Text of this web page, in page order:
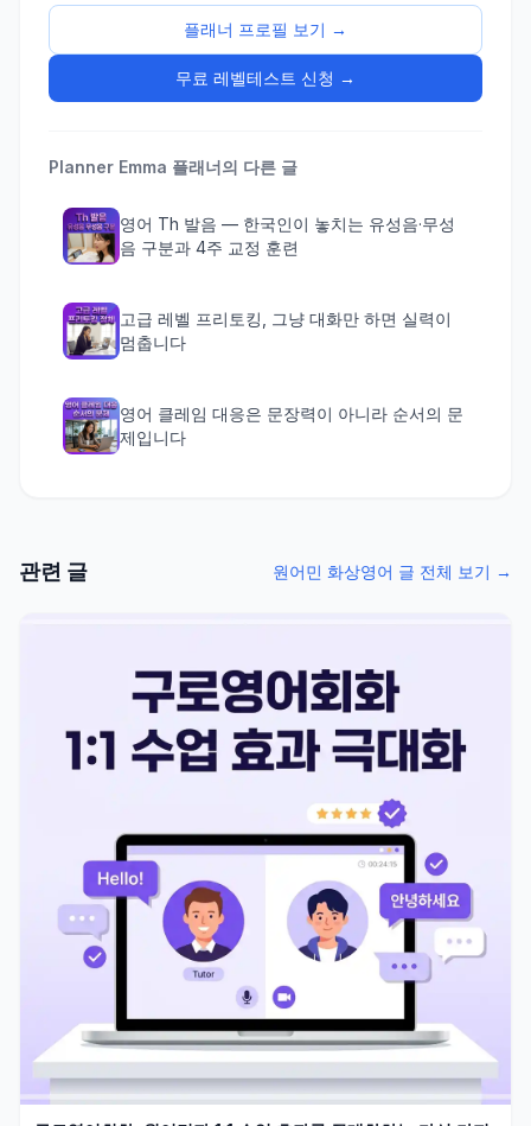
플래너 프로필 보기 →
무료 레벨테스트 신청 →
Planner Emma 플래너의 다른 글
영어 Th 발음 — 한국인이 놓치는 유성음·무성
음 구분과 4주 교정 훈련
고급 레벨 프리토킹, 그냥 대화만 하면 실력이
멈춥니다
영어 클레임 대응은 문장력이 아니라 순서의 문
제입니다
관련 글 원어민 화상영어 글 전체 보기 →